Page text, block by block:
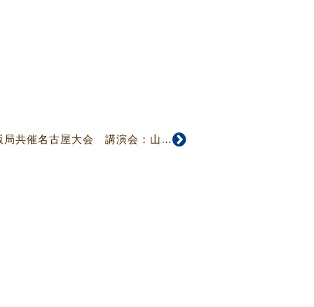
伝道推進室・教団出版局共催名古屋大会 講演会：山下智子氏